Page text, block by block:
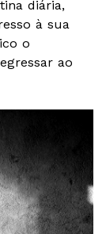
diária,
à sua
o
ao